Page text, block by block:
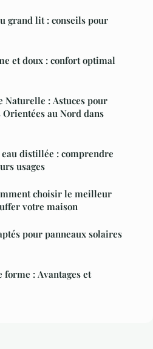
grand lit : conseils pour
et doux : confort optimal
: Astuces pour
au Nord dans
distillée : comprendre
usages
choisir le meilleur
votre maison
pour panneaux solaires
: Avantages et